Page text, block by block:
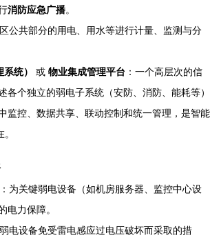
消防应急广播。
公共部分的用电、用水等进行计量、监测与分
统） 或 物业集成管理平台 ：一个高层次的信
各个独立的弱电子系统（安防、消防、能耗等）
监控、数据共享、联动控制和统一管理，是智能
：为关键弱电设备（如机房服务器、监控中心设
电力保障。
电设备免受雷电感应过电压破坏而采取的措